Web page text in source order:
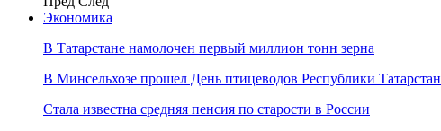
Экономика
В Татарстане намолочен первый миллион тонн зерна
В Минсельхозе прошел День птицеводов Республики Татарстан
Стала известна средняя пенсия по старости в России